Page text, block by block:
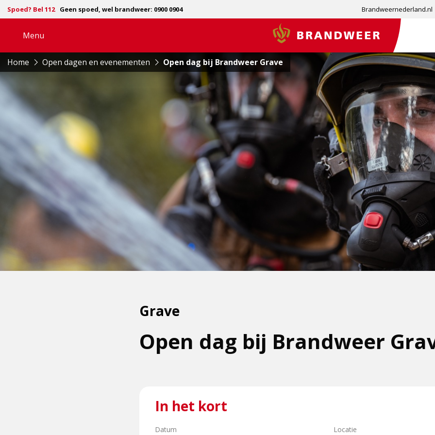
Spoed? Bel 112 Geen spoed, wel brandweer: 0900 0904 Brandweernederland.nl
Menu
navigatie
Brandweer
Home Open dagen en evenementen Open dag bij Brandweer Grave
Open dag bij Brandweer
Grave
In het kort
Datum Locatie